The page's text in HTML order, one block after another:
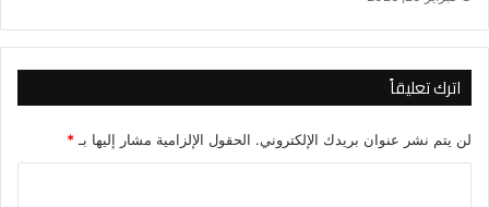
اترك تعليقاً
لن يتم نشر عنوان بريدك الإلكتروني. الحقول الإلزامية مشار إليها بـ *